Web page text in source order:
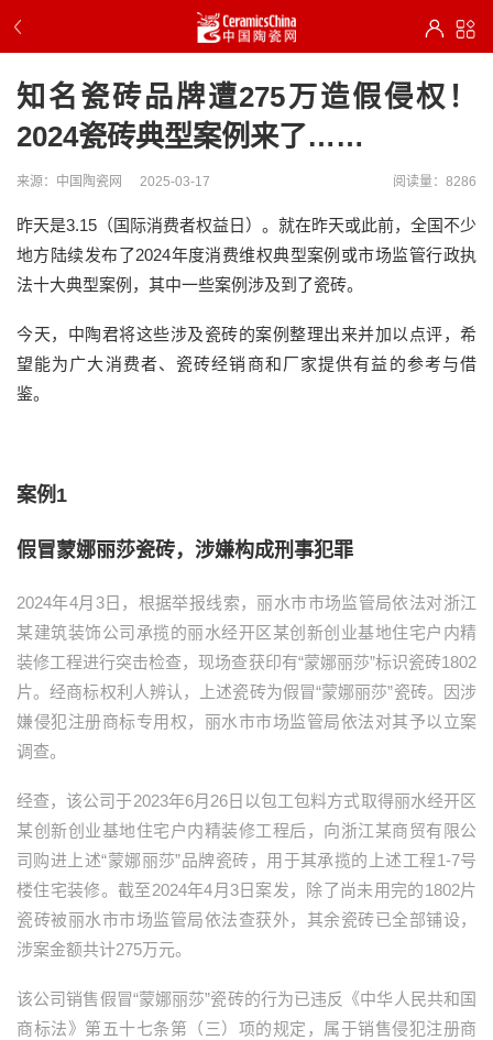
知名瓷砖品牌遭275万造假侵权！
2024瓷砖典型案例来了……
来源：中国陶瓷网 2025-03-17 阅读量：8286
昨天是3.15（国际消费者权益日）。就在昨天或此前，全国不少
地方陆续发布了2024年度消费维权典型案例或市场监管行政执
法十大典型案例，其中一些案例涉及到了瓷砖。
今天，中陶君将这些涉及瓷砖的案例整理出来并加以点评，希
望能为广大消费者、瓷砖经销商和厂家提供有益的参考与借
鉴。
案例1
假冒蒙娜丽莎瓷砖，涉嫌构成刑事犯罪
2024年4月3日，根据举报线索，丽水市市场监管局依法对浙江
某建筑装饰公司承揽的丽水经开区某创新创业基地住宅户内精
装修工程进行突击检查，现场查获印有“蒙娜丽莎”标识瓷砖1802
片。经商标权利人辨认，上述瓷砖为假冒“蒙娜丽莎”瓷砖。因涉
嫌侵犯注册商标专用权，丽水市市场监管局依法对其予以立案
调查。
经查，该公司于2023年6月26日以包工包料方式取得丽水经开区
某创新创业基地住宅户内精装修工程后，向浙江某商贸有限公
司购进上述“蒙娜丽莎”品牌瓷砖，用于其承揽的上述工程1-7号
楼住宅装修。截至2024年4月3日案发，除了尚未用完的1802片
瓷砖被丽水市市场监管局依法查获外，其余瓷砖已全部铺设，
涉案金额共计275万元。
该公司销售假冒“蒙娜丽莎”瓷砖的行为已违反《中华人民共和国
商标法》第五十七条第（三）项的规定，属于销售侵犯注册商